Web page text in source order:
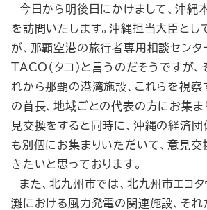
今日から明後日にかけまして、沖縄
を訪問いたします。沖縄担当大臣とし
が、那覇空港の旅行者専用相談センタ
TACO（タコ）と言うのだそうですが、
れから那覇の港湾施設、これらを視察
の首長、地域ごとの代表の方にお集ま
見交換をすると同時に、沖縄の経済
も別個にお集まりいただいて、意見
きたいと思っております。
また、北九州市では、北九州市エコタ
灘における風力発電の関連施設、それ